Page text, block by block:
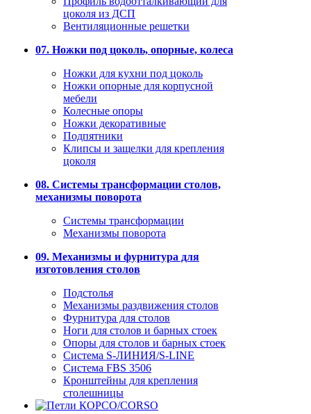
цоколя из ДСП
Вентиляционные решетки
07. Ножки под цоколь, опорные, колеса
Ножки для кухни под цоколь
Ножки опорные для корпусной
мебели
Колесные опоры
Ножки декоративные
Подпятники
Клипсы и защелки для крепления
цоколя
08. Системы трансформации столов,
механизмы поворота
Системы трансформации
Механизмы поворота
09. Механизмы и фурнитура для
изготовления столов
Подстолья
Механизмы раздвижения столов
Фурнитура для столов
Ноги для столов и барных стоек
Опоры для столов и барных стоек
Система S-ЛИНИЯ/S-LINE
Система FBS 3506
Кронштейны для крепления
столешницы